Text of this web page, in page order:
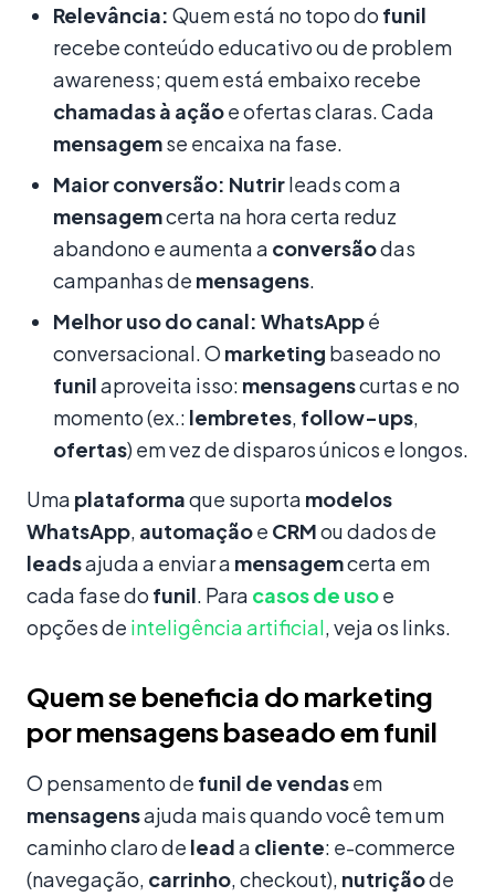
Relevância: Quem está no topo do funil
recebe conteúdo educativo ou de problem
awareness; quem está embaixo recebe
chamadas à açãoe ofertas claras. Cada
mensagemse encaixa na fase.
Maior conversão: Nutrirleads com a
mensagemcerta na hora certa reduz
abandono e aumenta a conversãodas
campanhas de mensagens.
Melhor uso do canal: WhatsAppé
conversacional. O marketing baseado no
funilaproveita isso: mensagenscurtas e no
momento (ex.: lembretes, follow-ups,
ofertas) em vez de disparos únicos e longos.
Uma plataformaque suporta modelos
WhatsApp, automaçãoe CRMou dados de
leadsajuda a enviar a mensagemcerta em
cada fase do funil. Para casos de usoe
opções de inteligência artificial, veja os links.
Quem se beneficia do marketing
por mensagens baseado em funil
O pensamento de funil de vendasem
mensagensajuda mais quando você tem um
caminho claro de leada cliente: e-commerce
(navegação, carrinho, checkout), nutriçãode